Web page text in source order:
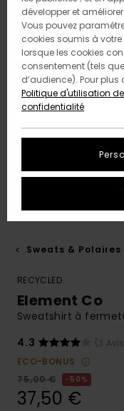
Sweats & Polaires
RECYCLED
Element Co
Sweatshirt à
4.3
(3
ECO-BONUS
75,00 €
50%
37,50 €
développer et
Vous pouvez
cookies soumis à
lorsque les cookies
consentement (tels
d’audience). Pour
Politique d'utilisation
confidentialité